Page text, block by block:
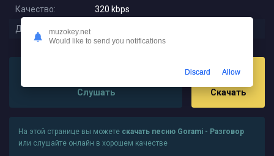
Качество:
320 kbps
Дата релиза:
Слушать Скачать
На этой странице вы можете скачать песню Gorami - Разговор
или слушайте онлайн в хорошем качестве
muzokey.net
Would like to send you notifications
Discard Allow